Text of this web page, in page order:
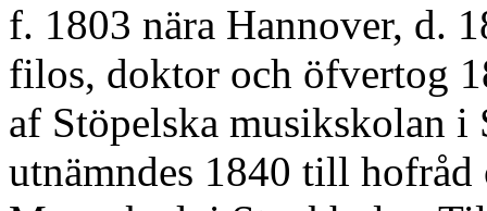
f. 1803 nära Hannover, d.
filos, doktor och öfvertog
af Stöpelska musikskolan i
utnämndes 1840 till hofråd